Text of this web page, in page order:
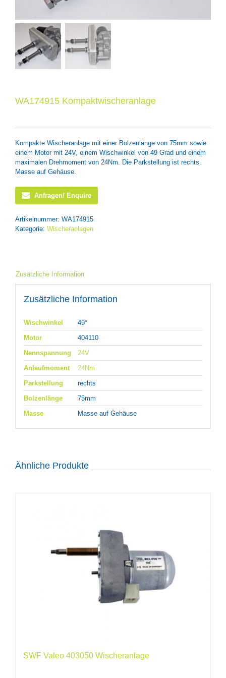
WA174915 Kompaktwischeranlage
Kompakte Wischeranlage mit einer Bolzenlänge von 75mm sowie
einem Motor mit 24V, einem Wischwinkel von 49 Grad und einem
maximalen Drehmoment von 24Nm. Die Parkstellung ist rechts.
Masse auf Gehäuse.
Anfragen/ Enquire
Artikelnummer: WA174915
Kategorie: Wischeranlagen
Zusätzliche Information
Zusätzliche Information
Wischwinkel
49°
Motor
404110
Nennspannung
24V
Anlaufmoment
24Nm
Parkstellung
rechts
Bolzenlänge
75mm
Masse
Masse auf Gehäuse
Ähnliche Produkte
SWF Valeo 403050 Wischeranlage